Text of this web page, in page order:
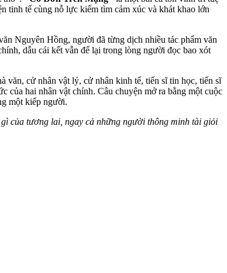
tinh tế cùng nỗ lực kiếm tìm cảm xúc và khát khao lớn
Nguyên Hồng, người đã từng dịch nhiều tác phẩm văn
dẫu cái kết vẫn để lại trong lòng người đọc bao xót
văn, cử nhân vật lý, cử nhân kinh tế, tiến sĩ tin học, tiến sĩ
của hai nhân vật chính. Câu chuyện mở ra bằng một cuộc
một kiếp người.
của tương lai, ngay cả những người thông minh tài giỏi